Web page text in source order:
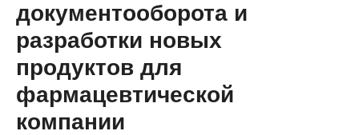
документооборота и
разработки новых
продуктов для
фармацевтической
компании